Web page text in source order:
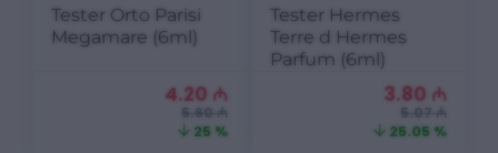
Tester Orto Parisi
Megamare (6ml)
4.20 ₼
5.60 ₼
25 %
Tester Hermes
Terre d Hermes
Parfum (6ml)
3.80 ₼
5.07 ₼
25.05 %